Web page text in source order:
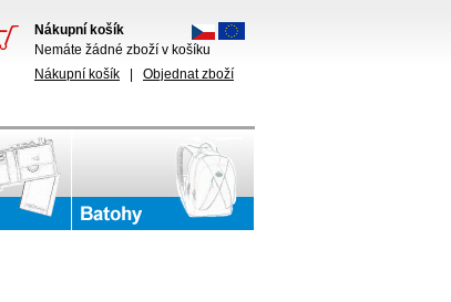
Nákupní košík
Nemáte žádné zboží v košíku
Nákupní košík
Objednat zboží